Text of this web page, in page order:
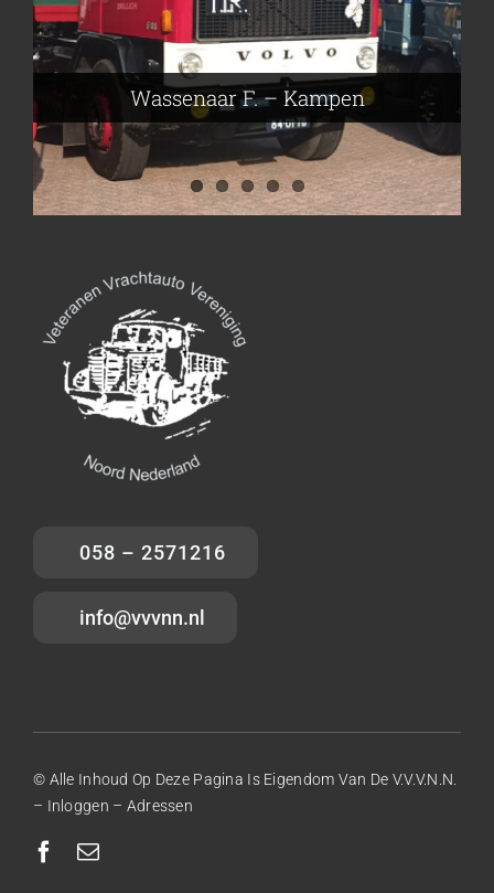
Wassenaar F. – Kampen
Nijmeier Erwin – Smilde
Hartog den Richard – Borculo
058 – 2571216
info@vvvnn.nl
© Alle Inhoud Op Deze Pagina Is Eigendom Van De V.V.V.N.N.
– Inloggen – Adressen